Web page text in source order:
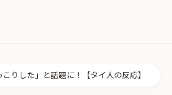
りした」と話題に！【タイ人の反応】